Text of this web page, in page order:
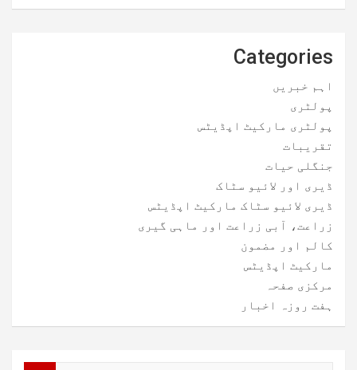
Categories
اہم خبریں
پولٹری
پولٹری مارکیٹ اپڈیٹس
تقریبات
جنگلی حیات
ڈیری اور لائیو سٹاک
ڈیری لائیو سٹاک مارکیٹ اپڈیٹس
زراعت، آبی زراعت اور ماہی گیری
کالم اور مضمون
مارکیٹ اپڈیٹس
مرکزی صفحہ
ہفت روزہ اخبار